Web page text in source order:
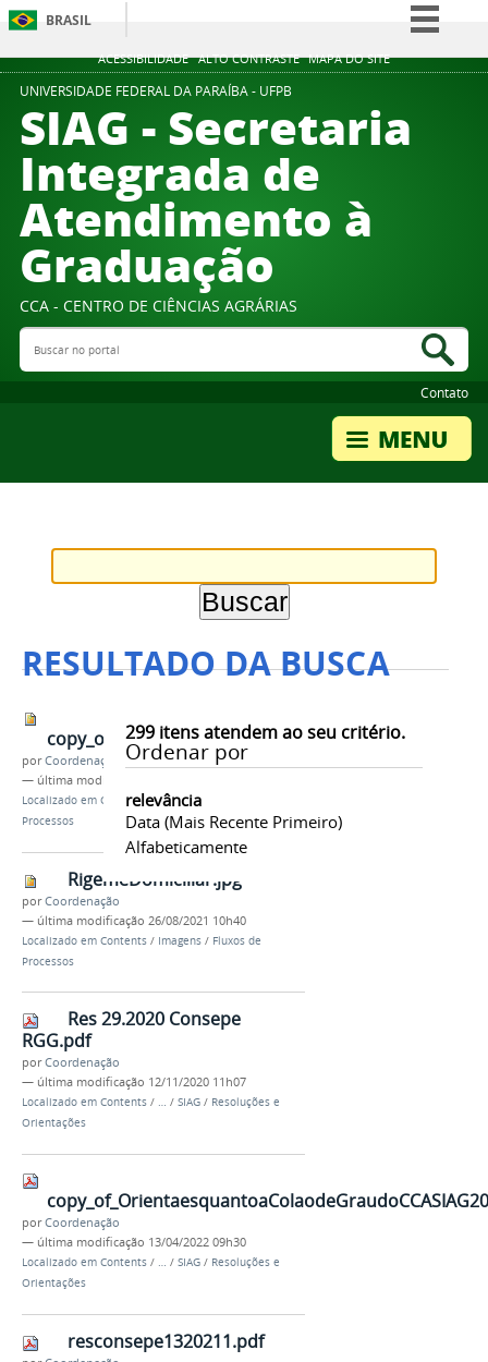
ACESSIBILIDADE ALTO CONTRASTE MAPA DO SITE
BRASIL
Simplifique!
Participe
Acesso à informação
Legislação
Canais
UNIVERSIDADE FEDERAL DA PARAÍBA - UFPB
SIAG - Secretaria
Integrada de
Atendimento à
Graduação
CCA - CENTRO DE CIÊNCIAS AGRÁRIAS
Buscar no portal
Contato
RESULTADO DA BUSCA
299itens atendem ao seu critério.
Ordenar por
relevância
Data (mais Recente Primeiro)
Alfabeticamente
copy_of_RigemeDomiciliar.jpg
porCoordenação
— última modificação
Localizado em Contents /Imagens
Processos
RigemeDomiciliar.jpg
porCoordenação
— última modificação 26/08/2021 10h40
Localizado em Contents / Imagens / Fluxos de
Processos
Res 29.2020 Consepe
RGG.pdf
porCoordenação
— última modificação 12/11/2020 11h07
Localizado em Contents / … / SIAG / Resoluções e
Orientações
porCoordenação
— última modificação 13/04/2022 09h30
Localizado em Contents / … / SIAG / Resoluções e
Orientações
resconsepe1320211.pdf